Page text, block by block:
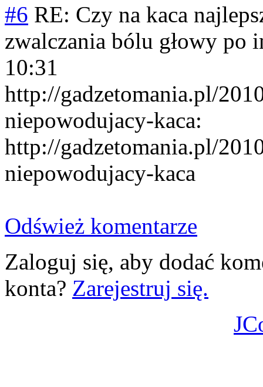
#6 RE: Czy na kaca
zwalczania bólu głowy po
10:31
http://gadzetomania.pl/
niepowodujacy-kaca:
http://gadzetomania.pl/
niepowodujacy-kaca
Odśwież komentarze
Zaloguj się, aby dodać
konta? Zarejestruj się.